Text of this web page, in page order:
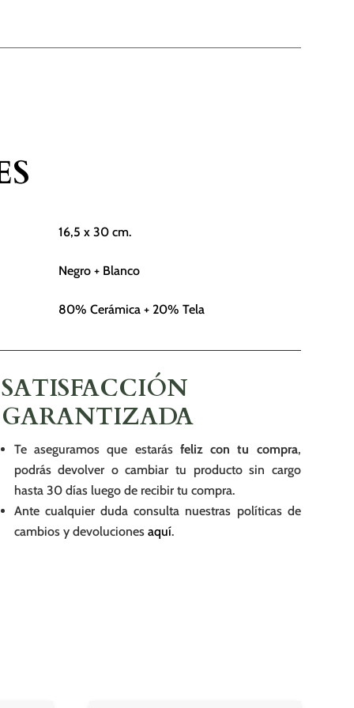
16,5 x 30 cm.
Negro + Blanco
80% Cerámica + 20% Tela
SATISFACCIÓN
GARANTIZADA
Te aseguramos que estarás feliz con tu compra,
podrás devolver o cambiar tu producto sin cargo
hasta 30 días luego de recibir tu compra.
Ante cualquier duda consulta nuestras políticas de
cambios y devoluciones aquí.